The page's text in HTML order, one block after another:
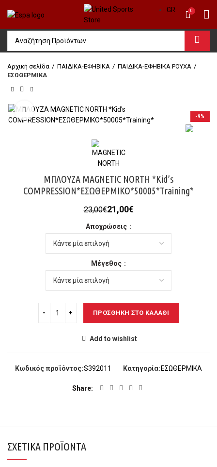
GR 0
Αρχική σελίδα ΠΑΙΔΙΚΑ-ΕΦΗΒΙΚΑ
ΠΑΙΔΙΚΑ-ΕΦΗΒΙΚΑ ΡΟΥΧΑ
ΕΣΩΘΕΡΜΙΚΑ
-9%
Click to enlarge
ΜΠΛΟΥΖΑ MAGNETIC NORTH *Kid’s
COMPRESSION*ΕΣΩΘΕΡΜΙΚΟ*50005*Training*
23,00€Original
was:
23,00€.
21,00€Η
Αποχρώσεις
Μέγεθος
ΠΡΟΣΘΉΚΗ ΣΤΟ ΚΑΛΆΘΙ
Add to wishlist
Κωδικός προϊόντος:S392011 Κατηγορία: ΕΣΩΘΕΡΜΙΚΑ
Share
ΣΧΕΤΙΚΆ ΠΡΟΪΌΝΤΑ